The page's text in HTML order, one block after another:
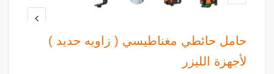
حامل حائطي مغناطيسي ( زاويه حديد )
لأجهزة الليزر